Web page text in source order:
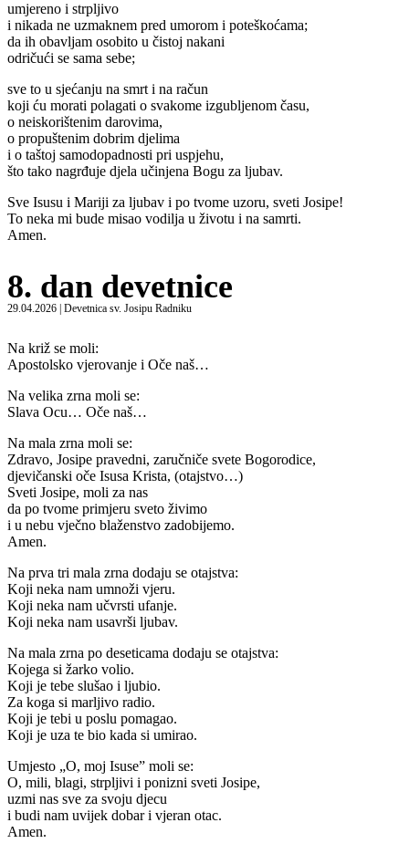
umjereno i strpljivo
i nikada ne uzmaknem pred umorom i poteškoćama;
da ih obavljam osobito u čistoj nakani
odričući se sama sebe;
sve to u sjećanju na smrt i na račun
koji ću morati polagati o svakome izgubljenom času,
o neiskorištenim darovima,
o propuštenim dobrim djelima
i o taštoj samodopadnosti pri uspjehu,
što tako nagrđuje djela učinjena Bogu za ljubav.
Sve Isusu i Mariji za ljubav i po tvome uzoru, sveti Josipe!
To neka mi bude misao vodilja u životu i na samrti.
Amen.
8. dan devetnice
29.04.2026 | Devetnica sv. Josipu Radniku
Na križ se moli:
Apostolsko vjerovanje i Oče naš…
Na velika zrna moli se:
Slava Ocu… Oče naš…
Na mala zrna moli se:
Zdravo, Josipe pravedni, zaručniče svete Bogorodice,
djevičanski oče Isusa Krista, (otajstvo…)
Sveti Josipe, moli za nas
da po tvome primjeru sveto živimo
i u nebu vječno blaženstvo zadobijemo.
Amen.
Na prva tri mala zrna dodaju se otajstva:
Koji neka nam umnoži vjeru.
Koji neka nam učvrsti ufanje.
Koji neka nam usavrši ljubav.
Na mala zrna po deseticama dodaju se otajstva:
Kojega si žarko volio.
Koji je tebe slušao i ljubio.
Za koga si marljivo radio.
Koji je tebi u poslu pomagao.
Koji je uza te bio kada si umirao.
Umjesto „O, moj Isuse” moli se:
O, mili, blagi, strpljivi i ponizni sveti Josipe,
uzmi nas sve za svoju djecu
i budi nam uvijek dobar i vjeran otac.
Amen.